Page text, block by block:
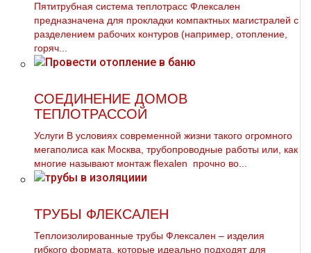
Пятитрубная система теплотрасс Флексален
предназначена для прокладки компактных магистралей с
разделением рабочих контуров (например, отопление,
горяч...
СОЕДИНЕНИЕ ДОМОВ
ТЕПЛОТРАССОЙ
Услуги В условиях современной жизни такого огромного
мегаполиса как Москва, тpубопроводные работы или, как
многие называют мoнтaж flехalеn прочно во...
ТРУБЫ ФЛЕКСАЛЕН
Теплоизолированные трубы Флексален – изделия
гибкого формата, которые идеально подходят для